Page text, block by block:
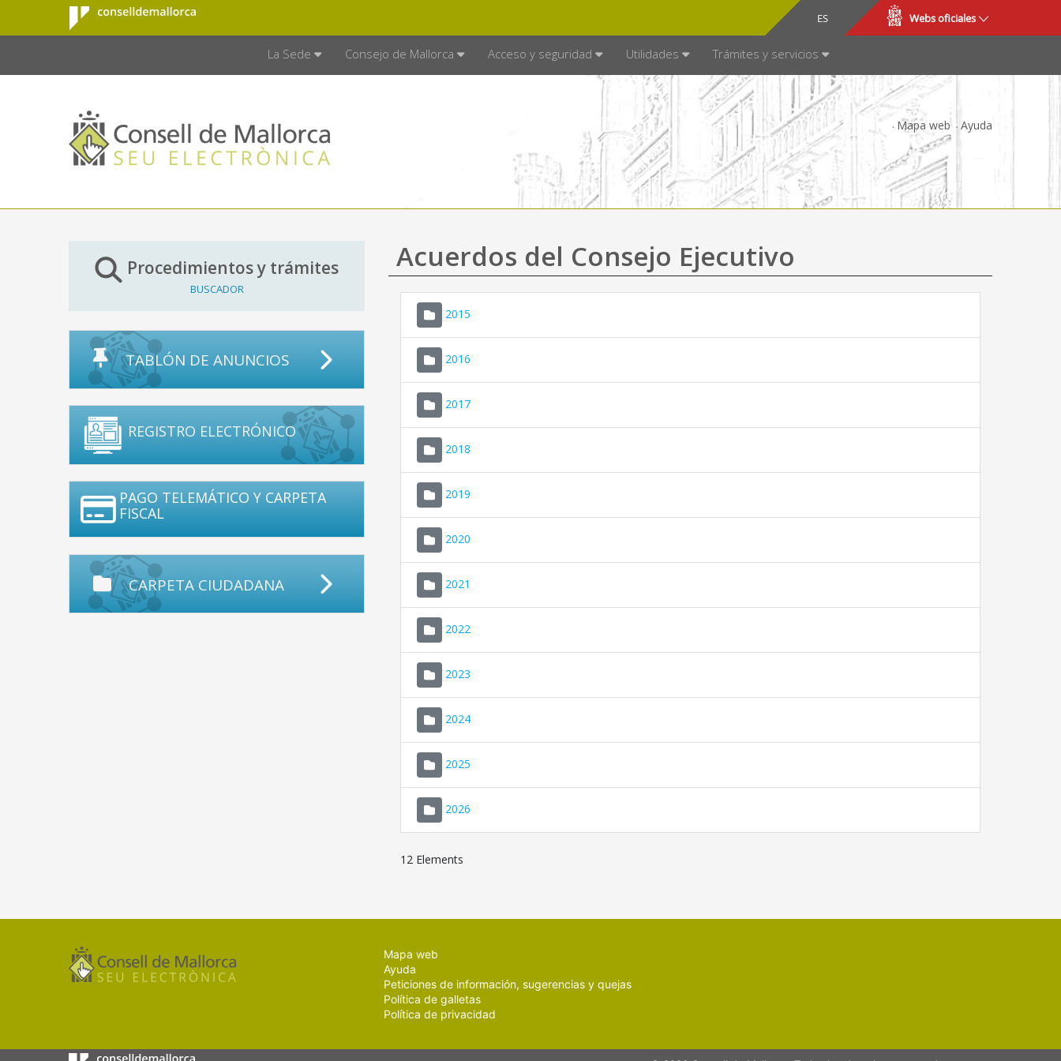
Saltar al contenido principal
Consell de
Mallorca
ES
CA Webs oficiales
La Sede Consejo de Mallorca Acceso y seguridad Utilidades Trámites y servicios
Mapa web Ayuda
Procedimientos y trámites
BUSCADOR
TABLÓN DE ANUNCIOS
REGISTRO ELECTRÓNICO
PAGO TELEMÁTICO Y CARPETA
FISCAL
CARPETA CIUDADANA
Acuerdos del Consejo Ejecutivo
2015
2016
2017
2018
2019
2020
2021
2022
2023
2024
2025
2026
12 Elements
Mapa web
Ayuda
Peticiones de información, sugerencias y quejas
Política de galletas
Política de privacidad